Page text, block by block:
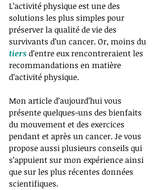
L’activité physique est une des
solutions les plus simples pour
préserver la qualité de vie des
survivants d’un cancer. Or, moins du
tiers d’entre eux rencontreraient les
recommandations en matière
d’activité physique.
Mon article d’aujourd’hui vous
présente quelques-uns des bienfaits
du mouvement et des exercices
pendant et après un cancer. Je vous
propose aussi plusieurs conseils qui
s’appuient sur mon expérience ainsi
que sur les plus récentes données
scientifiques.